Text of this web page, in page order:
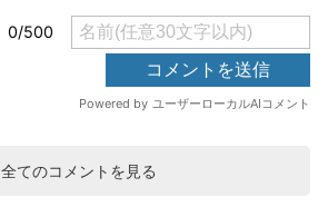
全てのコメントを見る